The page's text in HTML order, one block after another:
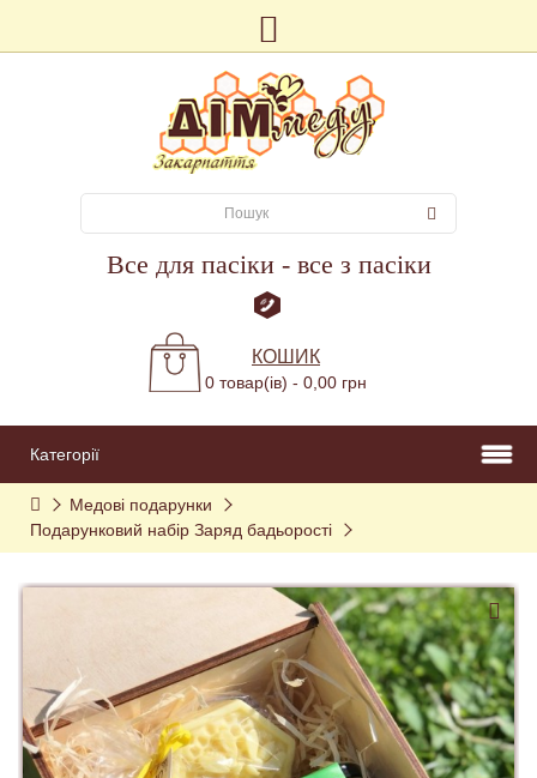
Все для пасіки - все з пасіки
КОШИК
0 товар(ів) - 0,00 грн
Категорії
Медові подарунки
Подарунковий набір Заряд бадьорості